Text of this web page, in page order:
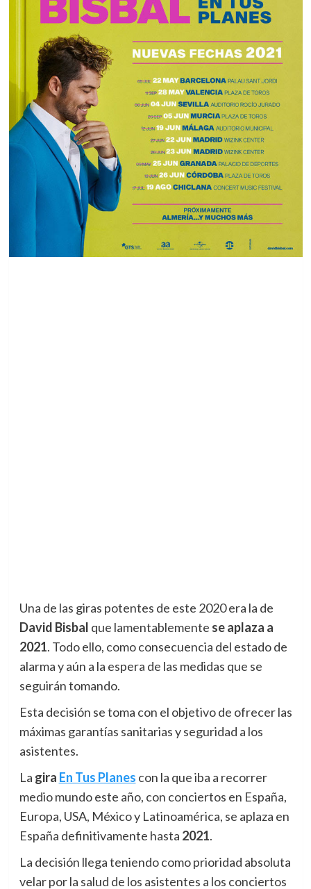
Una de las giras potentes de este 2020 era la de
David Bisbal que lamentablemente se aplaza a
2021. Todo ello, como consecuencia del estado de
alarma y aún a la espera de las medidas que se
seguirán tomando.
Esta decisión se toma con el objetivo de ofrecer las
máximas garantías sanitarias y seguridad a los
asistentes.
La gira En Tus Planes con la que iba a recorrer
medio mundo este año, con conciertos en España,
Europa, USA, México y Latinoamérica, se aplaza en
España definitivamente hasta 2021.
La decisión llega teniendo como prioridad absoluta
velar por la salud de los asistentes a los conciertos